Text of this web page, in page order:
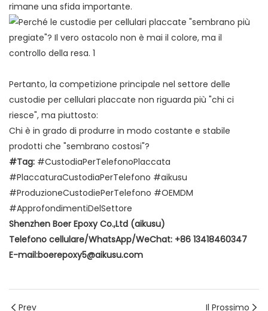
rimane una sfida importante.
Pertanto, la competizione principale nel settore delle
custodie per cellulari placcate non riguarda più "chi ci
riesce", ma piuttosto:
Chi è in grado di produrre in modo costante e stabile
prodotti che "sembrano costosi"?
#Tag: #CustodiaPerTelefonoPlaccata
#PlaccaturaCustodiaPerTelefono #aikusu
#ProduzioneCustodiePerTelefono #OEMDM
#ApprofondimentiDelSettore
Shenzhen Boer Epoxy Co.,Ltd (aikusu)
Telefono cellulare/WhatsApp/WeChat: +86 13418460347
E-mail:boerepoxy5@aikusu.com
Prev Il Prossimo